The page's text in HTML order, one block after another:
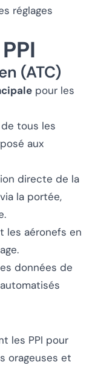
réglages
(ATC)
pour les
tous les
aux
directe de la
la portée,
les aéronefs en
données de
les PPI pour
orageuses et